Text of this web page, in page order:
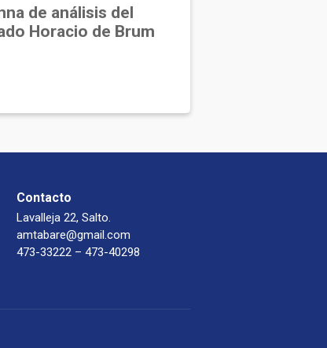
de análisis del
Horacio de Brum
Contacto
Lavalleja 22, Salto.
amtabare@gmail.com
473-33222 – 473-40298